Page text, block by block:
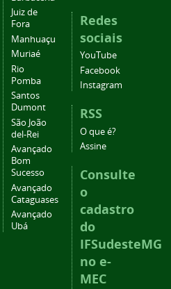
Juiz de
Fora
Manhuaçu
Muriaé
Rio
Pomba
Santos
Dumont
São João
del-Rei
Avançado
Bom
Sucesso
Avançado
Cataguases
Avançado
Ubá
Redes
sociais
YouTube
Facebook
Instagram
RSS
O que é?
Assine
Consulte
o
cadastro
do
IFSudesteMG
no e-
MEC